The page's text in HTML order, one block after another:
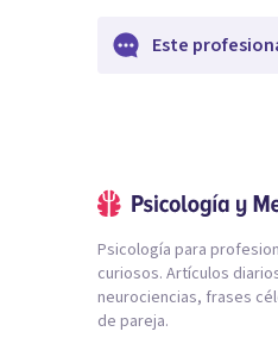
Este
Psicología para
curiosos. Artículos
neurociencias, frases
de pareja.